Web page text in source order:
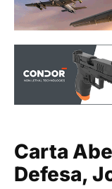
Carta
Defesa,